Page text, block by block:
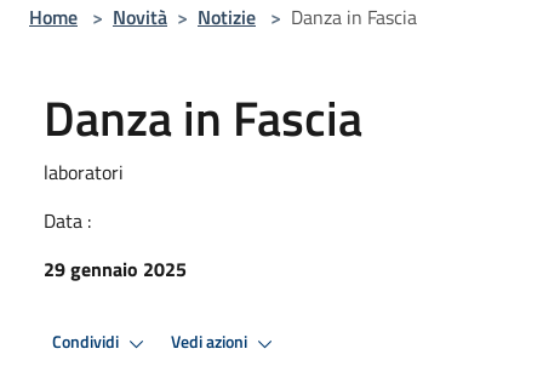
Home > Novità > Notizie > Danza in Fascia
Danza in Fascia
laboratori
Data :
29 gennaio 2025
Condividi Vedi azioni